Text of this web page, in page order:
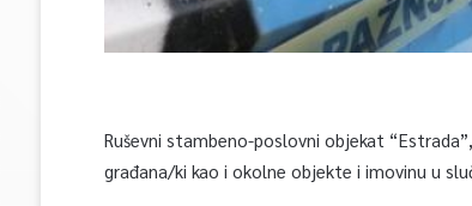
Ruševni stambeno-poslovni objekat
građana/ki kao i okolne objekte i imovinu u